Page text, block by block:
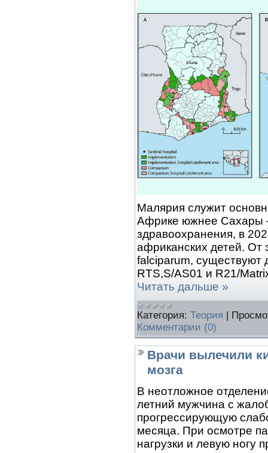
Малярия служит
Африке южнее Сахары
здравоохранения, в
африканских детей. От
falciparum,
RTS,S/AS01 и R21/
Читать дальше »
Категория: Теория
Комментарии (0)
Врачи вылечили
мозга
В неотложное
летний мужчина с
прогрессирующую
месяца. При осмотре
нагрузки и левую ногу